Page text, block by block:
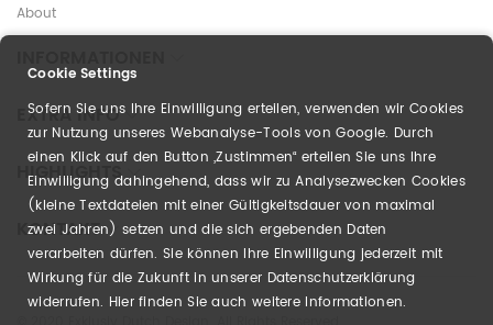
About
EXTRA INFO
HIGHLIGHTS
KONTAKT
Cookie Settings
Sofern Sie uns Ihre Einwilligung erteilen, verwenden wir Cookies
zur Nutzung unseres Webanalyse-Tools von Google. Durch
einen Klick auf den Button „Zustimmen“ erteilen Sie uns Ihre
Einwilligung dahingehend, dass wir zu Analysezwecken Cookies
(kleine Textdateien mit einer Gültigkeitsdauer von maximal
zwei Jahren) setzen und die sich ergebenden Daten
verarbeiten dürfen. Sie können Ihre Einwilligung jederzeit mit
Wirkung für die Zukunft in unserer Datenschutzerklärung
widerrufen. Hier finden Sie auch weitere Informationen.